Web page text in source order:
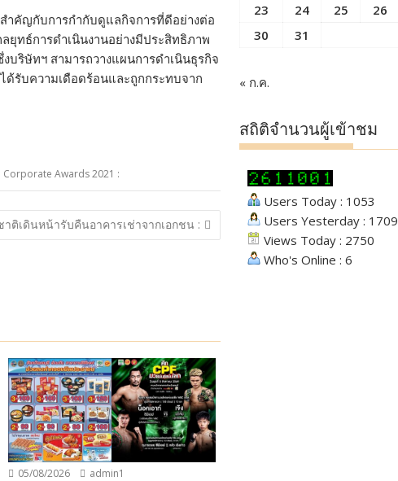
ำคัญกับการกำกับดูแลกิจการที่ดีอย่างต่อ
ยุทธ์การดำเนินงานอย่างมีประสิทธิภาพ
ริษัทฯ สามารถวางแผนการดำเนินธุรกิจ
ด้รับความเดือดร้อนและถูกกระทบจาก
Corporate Awards 2021 :
าติเดินหน้ารับคืนอาคารเช่าจากเอกชน :
05/08/2026 admin1
23
24 25 26
30
31
« ก.ค.
สถิติจำนวนผู้เข้าชม
Users Today : 1053
Users Yesterday : 1709
Views Today : 2750
Who's Online : 6